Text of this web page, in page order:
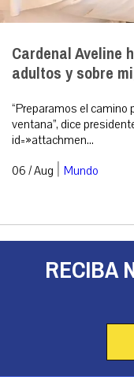
Cardenal Aveline
adultos y sobre
“Preparamos el camino
ventana”, dice
id=»attachmen...
06 / Aug | Mundo
RECIBA